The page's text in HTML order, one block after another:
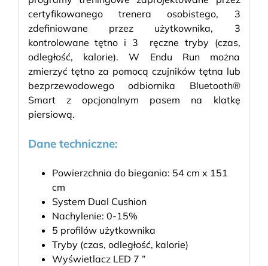
certyfikowanego trenera osobistego, 3
zdefiniowane przez użytkownika, 3
kontrolowane tętno i 3 ręczne tryby (czas,
odległość, kalorie). W Endu Run można
zmierzyć tętno za pomocą czujników tętna lub
bezprzewodowego odbiornika Bluetooth®
Smart z opcjonalnym pasem na klatkę
piersiową.
Dane techniczne:
Powierzchnia do biegania: 54 cm x 151
cm
System Dual Cushion
Nachylenie: 0-15%
5 profilów użytkownika
Tryby (czas, odległość, kalorie)
Wyświetlacz LED 7 ”